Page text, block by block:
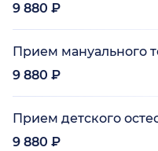
9 880 ₽
Прием мануального
9 880 ₽
Прием детского
9 880 ₽